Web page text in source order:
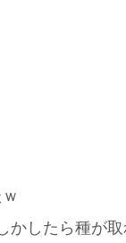
かしたら種が